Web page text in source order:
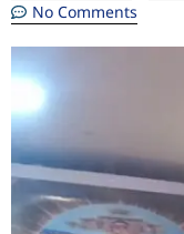
No Comments